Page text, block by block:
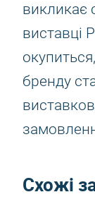
викликає
виставці
бренду
Схожі